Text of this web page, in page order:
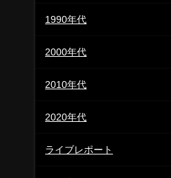
1990年代
2000年代
2010年代
2020年代
ライブレポート